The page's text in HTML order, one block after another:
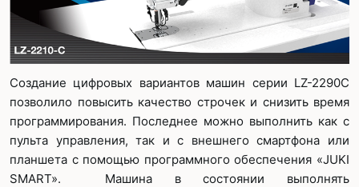
Создание цифровых вариантов машин серии LZ-2290C
позволило повысить качество строчек и снизить время
программирования. Последнее можно выполнить как с
пульта управления, так и с внешнего смартфона или
планшета с помощью программного обеспечения «JUKI
SMART». Машина в состоянии выполнять